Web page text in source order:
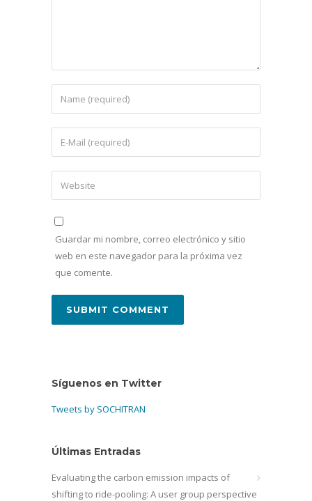
Guardar mi nombre, correo electrónico y sitio
web en este navegador para la próxima vez
que comente.
Síguenos en Twitter
Tweets by SOCHITRAN
Últimas Entradas
Evaluating the carbon emission impacts of
shifting to ride-pooling: A user group perspective